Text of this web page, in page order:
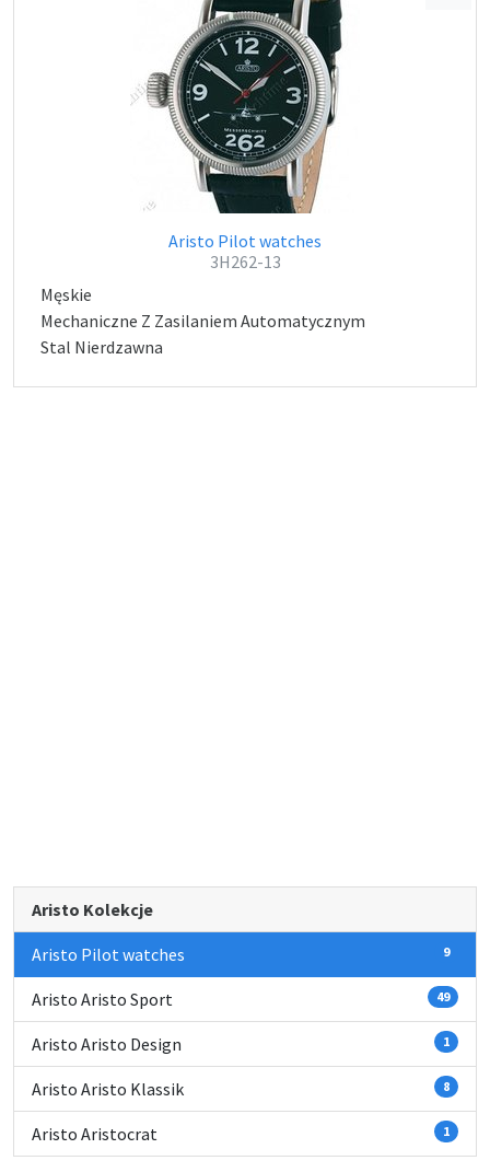
Aristo Pilot watches
3H262-13
Męskie
Mechaniczne Z Zasilaniem Automatycznym
Stal Nierdzawna
Aristo Kolekcje
Aristo Pilot watches 9
Aristo Aristo Sport 49
Aristo Aristo Design 1
Aristo Aristo Klassik 8
Aristo Aristocrat 1